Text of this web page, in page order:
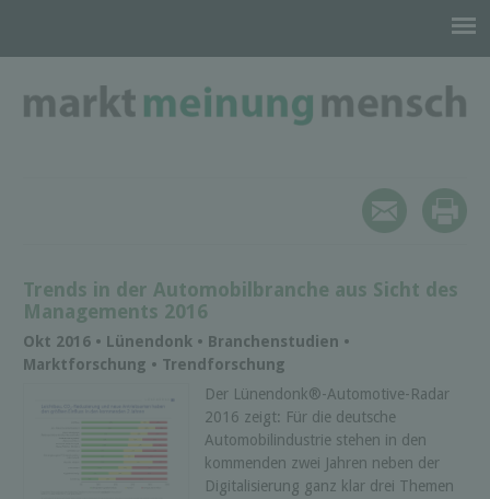
Trends in der Automobilbranche aus Sicht des
Managements 2016
Okt 2016 • Lünendonk • Branchenstudien •
Marktforschung • Trendforschung
Der Lünendonk®-Automotive-Radar
2016 zeigt: Für die deutsche
Automobilindustrie stehen in den
kommenden zwei Jahren neben der
Digitalisierung ganz klar drei Themen